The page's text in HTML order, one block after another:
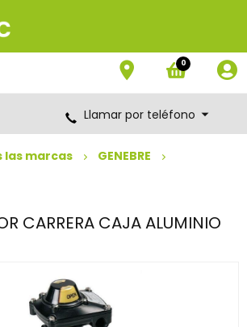
0
Llamar por teléfono
las marcas GENEBRE
CARRERA CAJA ALUMINIO